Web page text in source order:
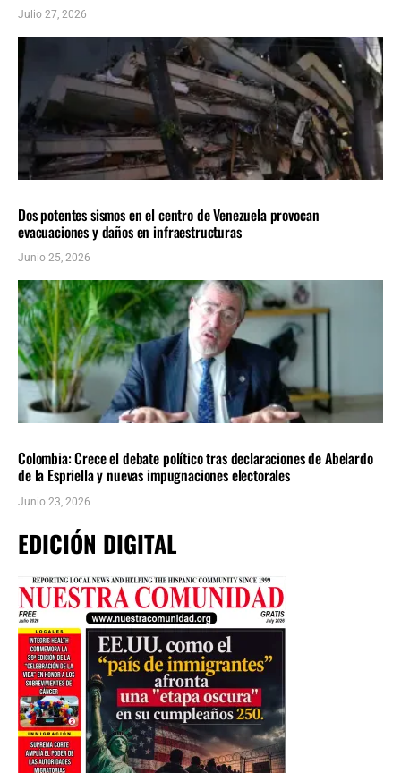
Julio 27, 2026
Dos potentes sismos en el centro de Venezuela provocan
evacuaciones y daños en infraestructuras
Junio 25, 2026
Colombia: Crece el debate político tras declaraciones de Abelardo
de la Espriella y nuevas impugnaciones electorales
Junio 23, 2026
EDICIÓN DIGITAL